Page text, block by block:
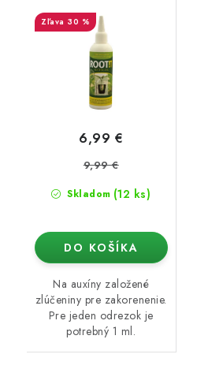
30 %
Skladom (12 ks)
6,99 €
9,99 €
DO KOŠÍKA
Na auxíny založené
zlúčeniny pre zakorenenie.
Pre jeden odrezok je
potrebný 1 ml.